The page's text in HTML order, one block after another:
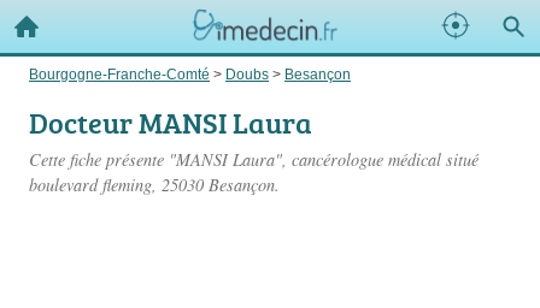
Bourgogne-Franche-Comté > Doubs > Besançon
Docteur MANSI Laura
Cette fiche présente "MANSI Laura", cancérologue médical situé
boulevard fleming, 25030 Besançon.